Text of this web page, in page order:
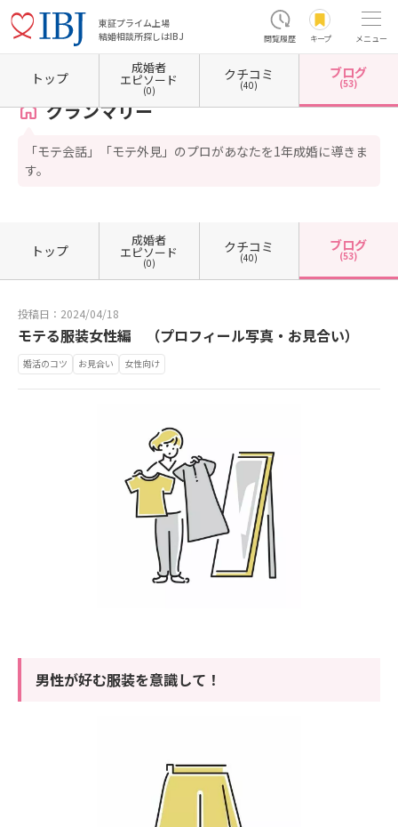
東証プライム上場
結婚相談所探しはIBJ
閲覧履歴 キープ メニュー
ホーム 宮崎県の結婚相談所 宮崎県宮崎市 グランマリー カウンセラーブログ一覧
グランマリー
「モテ会話」「モテ外見」のプロがあなたを1年成婚に導きま
す。
トップ
成婚者
エピソード
(0)
クチコミ
(40)
ブログ
(53)
トップ
成婚者
エピソード
(0)
クチコミ
(40)
ブログ
(53)
投稿日：2024/04/18
モテる服装女性編 （プロフィール写真・お見合い）
婚活のコツ お見合い 女性向け
男性が好む服装を意識して！